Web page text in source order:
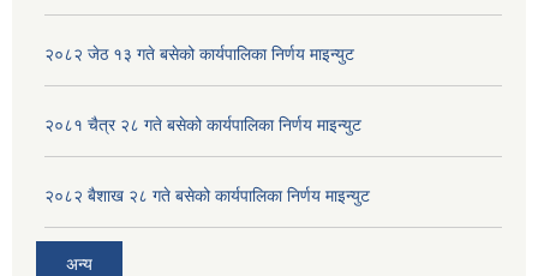
२०८२ जेठ १३ गते बसेको कार्यपालिका निर्णय माइन्युट
२०८१ चैत्र २८ गते बसेको कार्यपालिका निर्णय माइन्युट
२०८२ बैशाख २८ गते बसेको कार्यपालिका निर्णय माइन्युट
अन्य